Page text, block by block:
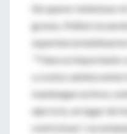
Sin querer minimizar
graves, Pellisé
experiencia habitual
"Tiene un importante
y a estos
mantengan activos,
ejercicio, en lugar de
restrictivas",